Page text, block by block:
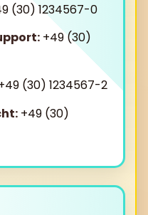
(30) 1234567-0
+49 (30)
(30) 1234567-2
+49 (30)